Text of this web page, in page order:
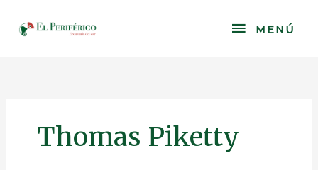
content
MENÚ
MENÚ
Thomas Piketty